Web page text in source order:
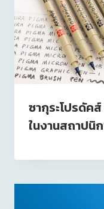
ซากุระโปรดัค
ในงานสถาปนิก